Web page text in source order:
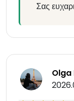
Σας
Olga